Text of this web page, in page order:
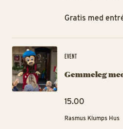
Gratis med
EVENT
Gemmeleg
15.00
Rasmus Klumps Hus